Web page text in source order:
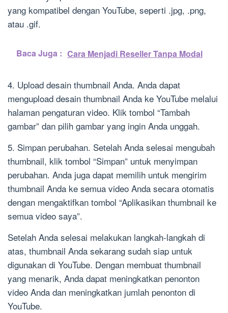
yang kompatibel dengan YouTube, seperti .jpg, .png,
atau .gif.
Baca Juga : Cara Menjadi Reseller Tanpa Modal
4. Upload desain thumbnail Anda. Anda dapat
mengupload desain thumbnail Anda ke YouTube melalui
halaman pengaturan video. Klik tombol “Tambah
gambar” dan pilih gambar yang ingin Anda unggah.
5. Simpan perubahan. Setelah Anda selesai mengubah
thumbnail, klik tombol “Simpan” untuk menyimpan
perubahan. Anda juga dapat memilih untuk mengirim
thumbnail Anda ke semua video Anda secara otomatis
dengan mengaktifkan tombol “Aplikasikan thumbnail ke
semua video saya”.
Setelah Anda selesai melakukan langkah-langkah di
atas, thumbnail Anda sekarang sudah siap untuk
digunakan di YouTube. Dengan membuat thumbnail
yang menarik, Anda dapat meningkatkan penonton
video Anda dan meningkatkan jumlah penonton di
YouTube.